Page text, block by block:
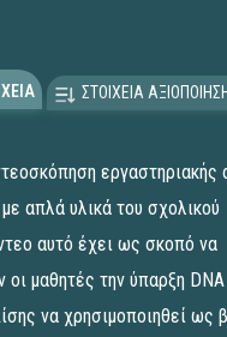
ΣΤΟΙΧΕΙΑ
απλά υλικά του σχολικού
αυτό έχει ως σκοπό να
οι μαθητές την ύπαρξη
να χρησιμοποιηθεί ως